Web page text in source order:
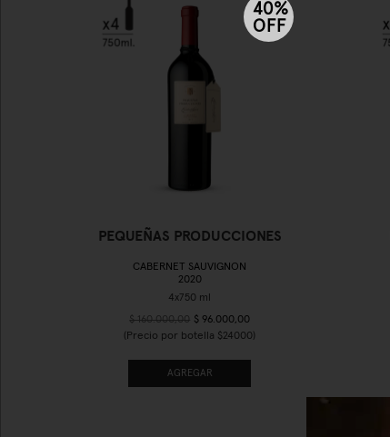
40%
OFF
PEQUEÑAS PRODUCCIONES
CABERNET SAUVIGNON
2020
$ 160.000,00 $ 96.000,00
(Precio por botella $24000)
AGREGAR